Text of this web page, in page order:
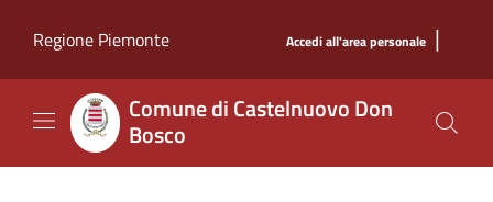
Regione Piemonte
Accedi all'area personale |
Comune di Castelnuovo Don
Bosco